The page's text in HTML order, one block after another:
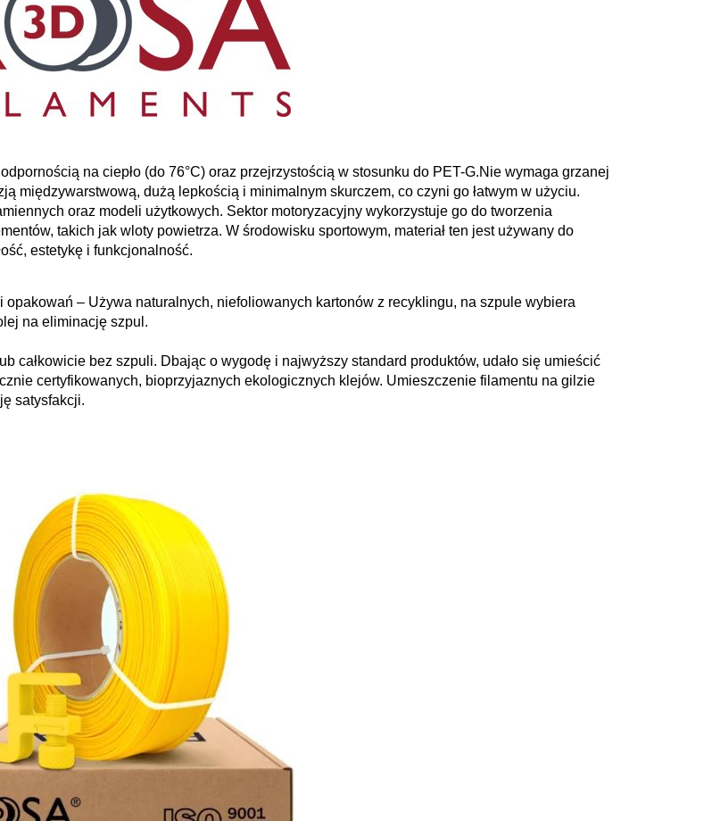
na ciepło (do 76°C) oraz przejrzystością w stosunku do PET-G.Nie wymaga grzanej
międzywarstwową, dużą lepkością i minimalnym skurczem, co czyni go łatwym w użyciu.
oraz modeli użytkowych. Sektor motoryzacyjny wykorzystuje go do tworzenia
takich jak wloty powietrza. W środowisku sportowym, materiał ten jest używany do
estetykę i funkcjonalność.
– Używa naturalnych, niefoliowanych kartonów z recyklingu, na szpule wybiera
na eliminację szpul.
całkowicie bez szpuli. Dbając o wygodę i najwyższy standard produktów, udało się umieścić
certyfikowanych, bioprzyjaznych ekologicznych klejów. Umieszczenie filamentu na gilzie
satysfakcji.